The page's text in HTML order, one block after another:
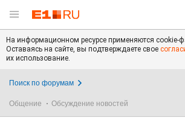
На информационном ресурсе применяются cookie-
Оставаясь на сайте, вы подтверждаете свое
их использование.
Поиск по форумам
Общение Обсуждение новостей